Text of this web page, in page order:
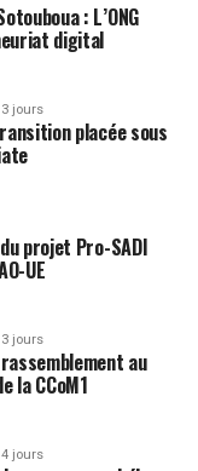
: L’ONG
digital
jours
placée sous
projet Pro-SADI
UE
jours
au
la CCoM1
jours